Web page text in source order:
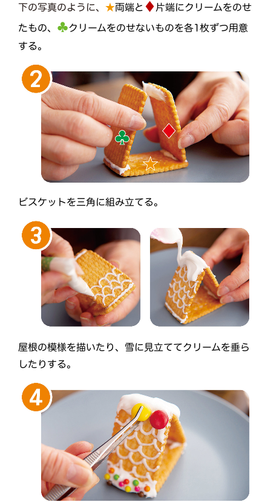
下の写真のように、★両端と ♦片端にクリームをのせ
たもの、 ♣️クリームをのせないものを各1枚ずつ用意
する。
ビスケットを三角に組み立てる。
屋根の模様を描いたり、雪に見立ててクリームを垂ら
したりする。